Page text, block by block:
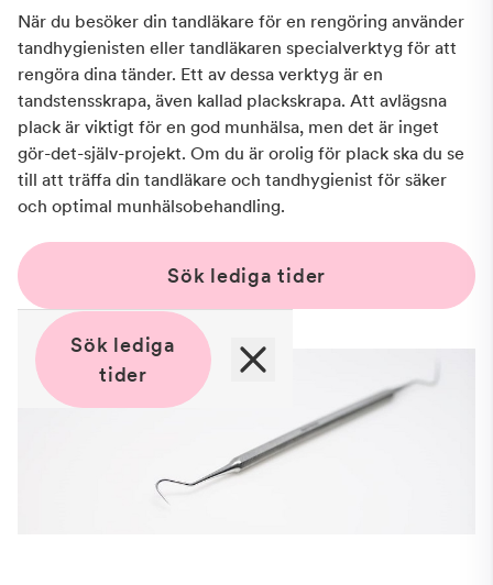
När du besöker din tandläkare för en rengöring använder
tandhygienisten eller tandläkaren specialverktyg för att
rengöra dina tänder. Ett av dessa verktyg är en
tandstensskrapa, även kallad plackskrapa. Att avlägsna
plack är viktigt för en god munhälsa, men det är inget
gör-det-själv-projekt. Om du är orolig för plack ska du se
till att träffa din tandläkare och tandhygienist för säker
och optimal munhälsobehandling.
Sök lediga tider
Sök lediga
tider